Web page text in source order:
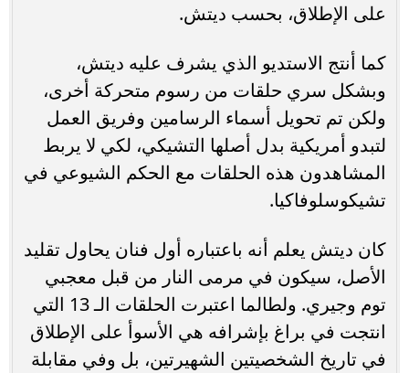
على الإطلاق، بحسب ديتش.
كما أنتج الاستديو الذي يشرف عليه ديتش،
وبشكل سري حلقات من رسوم متحركة أخرى،
ولكن تم تحويل أسماء الرسامين وفريق العمل
لتبدو أمريكية بدل أصلها التشيكي، لكي لا يربط
المشاهدون هذه الحلقات مع الحكم الشيوعي في
تشيكوسلوفاكيا.
كان ديتش يعلم أنه باعتباره أول فنان يحاول تقليد
الأصل، سيكون في مرمى النار من قبل معجبي
توم وجيري. ولطالما اعتبرت الحلقات الـ 13 التي
انتجت في براغ بإشرافه هي الأسوأ على الإطلاق
في تاريخ الشخصيتين الشهيرتين، بل وفي مقابلة